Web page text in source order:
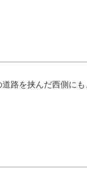
路を挟んだ西側に